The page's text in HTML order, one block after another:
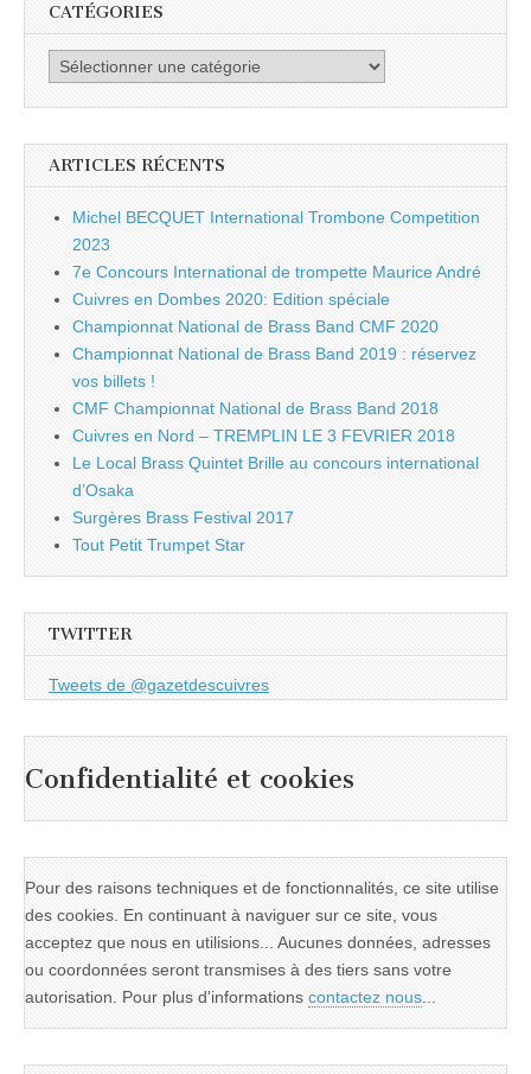
CATÉGORIES
Catégories
ARTICLES RÉCENTS
Michel BECQUET International Trombone Competition
2023
7e Concours International de trompette Maurice André
Cuivres en Dombes 2020: Edition spéciale
Championnat National de Brass Band CMF 2020
Championnat National de Brass Band 2019 : réservez
vos billets !
CMF Championnat National de Brass Band 2018
Cuivres en Nord – TREMPLIN LE 3 FEVRIER 2018
Le Local Brass Quintet Brille au concours international
d’Osaka
Surgères Brass Festival 2017
Tout Petit Trumpet Star
TWITTER
Tweets de @gazetdescuivres
Confidentialité et cookies
Pour des raisons techniques et de fonctionnalités, ce site utilise
des cookies. En continuant à naviguer sur ce site, vous
acceptez que nous en utilisions... Aucunes données, adresses
ou coordonnées seront transmises à des tiers sans votre
autorisation. Pour plus d'informations contactez nous